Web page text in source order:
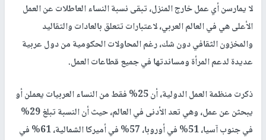
لا يمارسن أي عمل خارج المنزل، تبقى نسبة النساء العاطلات عن العمل
الأعلى هي في العالم العربي، لاعتبارات تتعلق بالعادات والتقاليد
والمخزون الثقافي دون شك، رغم المحاولات الحكومية من دول عربية
عديدة لدعم المرأة ومساندتها في جميع قطاعات العمل.
ذكرت منظمة العمل الدولية، أن 25% فقط من النساء العربيات يعملن أو
يبحثن عن عمل، وهي تعد الأدنى في العالم، حيث أن النسبة تبلغ 29%
في جنوب آسيا، 51% في أوروبا، 57% في أميركا الشمالية، 61% في